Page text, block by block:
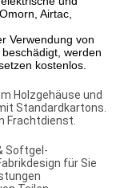
Airtac,
Verwendung von
werden
kostenlos.
Holzgehäuse und
Standardkartons.
Frachtdienst.
Softgel-
für Sie